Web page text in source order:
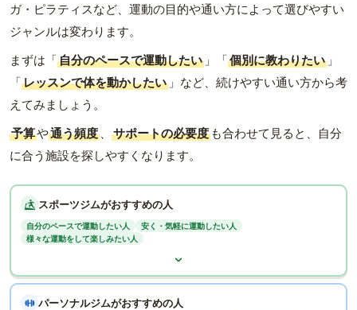
ガ・ピラティスなど、運動の目的や通い方によって選びやすい
ジャンルは変わります。
まずは「自分のペースで運動したい 」「個別に教わりたい 」
「レッスンで体を動かしたい 」など、続けやすい通い方から考
えてみましょう。
予算や通う頻度 、 サポートの必要度 も合わせて見ると、自分
に合う施設を探しやすくなります。
スポーツジムがおすすめの人
自分のペースで運動したい人
安く・気軽に運動したい人
様々な運動をして楽しみたい人
パーソナルジムがおすすめの人